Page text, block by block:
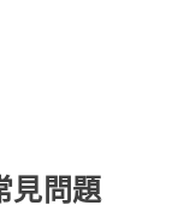
見問題